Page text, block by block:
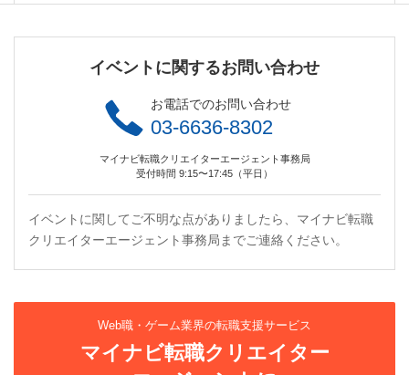
イベントに関するお問い合わせ
お電話でのお問い合わせ
03-6636-8302
マイナビ転職クリエイターエージェント事務局
受付時間 9:15〜17:45（平日）
イベントに関してご不明な点がありましたら、マイナビ転職
クリエイターエージェント事務局までご連絡ください。
Web職・ゲーム業界の転職支援サービス
マイナビ転職クリエイター